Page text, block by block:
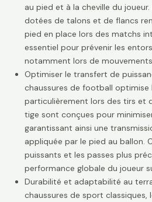
au pied et à la cheville du
dotées de talons et de flancs
pied en place lors des matchs
essentiel pour prévenir les
notamment lors de
Optimiser le transfert de
chaussures de football optimise
particulièrement lors des tirs et
tige sont conçues pour
garantissant ainsi une
appliquée par le pied au ballon.
puissants et les passes plus
performance globale du joueur
Durabilité et adaptabilité au
chaussures de sport classiques,